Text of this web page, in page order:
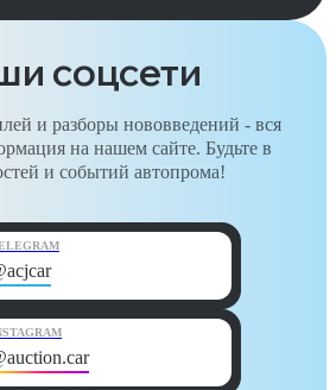
соцсети
и разборы нововведений - вся
на нашем сайте. Будьте в
и событий автопрома!